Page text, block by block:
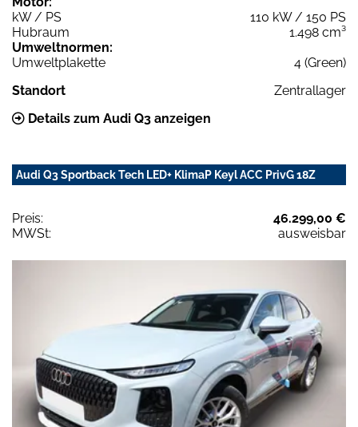
kW / PS
110 kW / 150 PS
Hubraum
1.498 cm³
Umweltnormen:
Umweltplakette
4 (Green)
Standort
Zentrallager
Details zum Audi Q3 anzeigen
Audi Q3 Sportback Tech LED+ KlimaP Keyl ACC PrivG 18Z
Preis:
46.299,00 €
MWSt:
ausweisbar